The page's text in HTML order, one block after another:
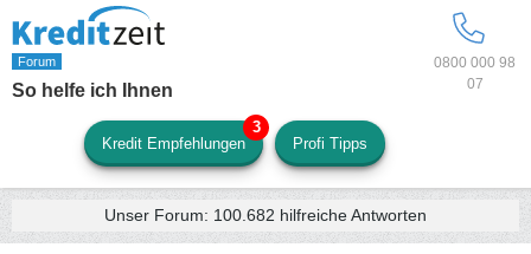
0800 000 98
07
So helfe ich Ihnen
Kredit Empfehlungen Profi Tipps
Unser Forum: 100.682 hilfreiche Antworten